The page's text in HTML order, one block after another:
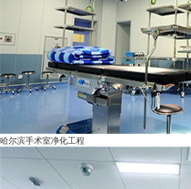
哈尔滨手术室净化工程